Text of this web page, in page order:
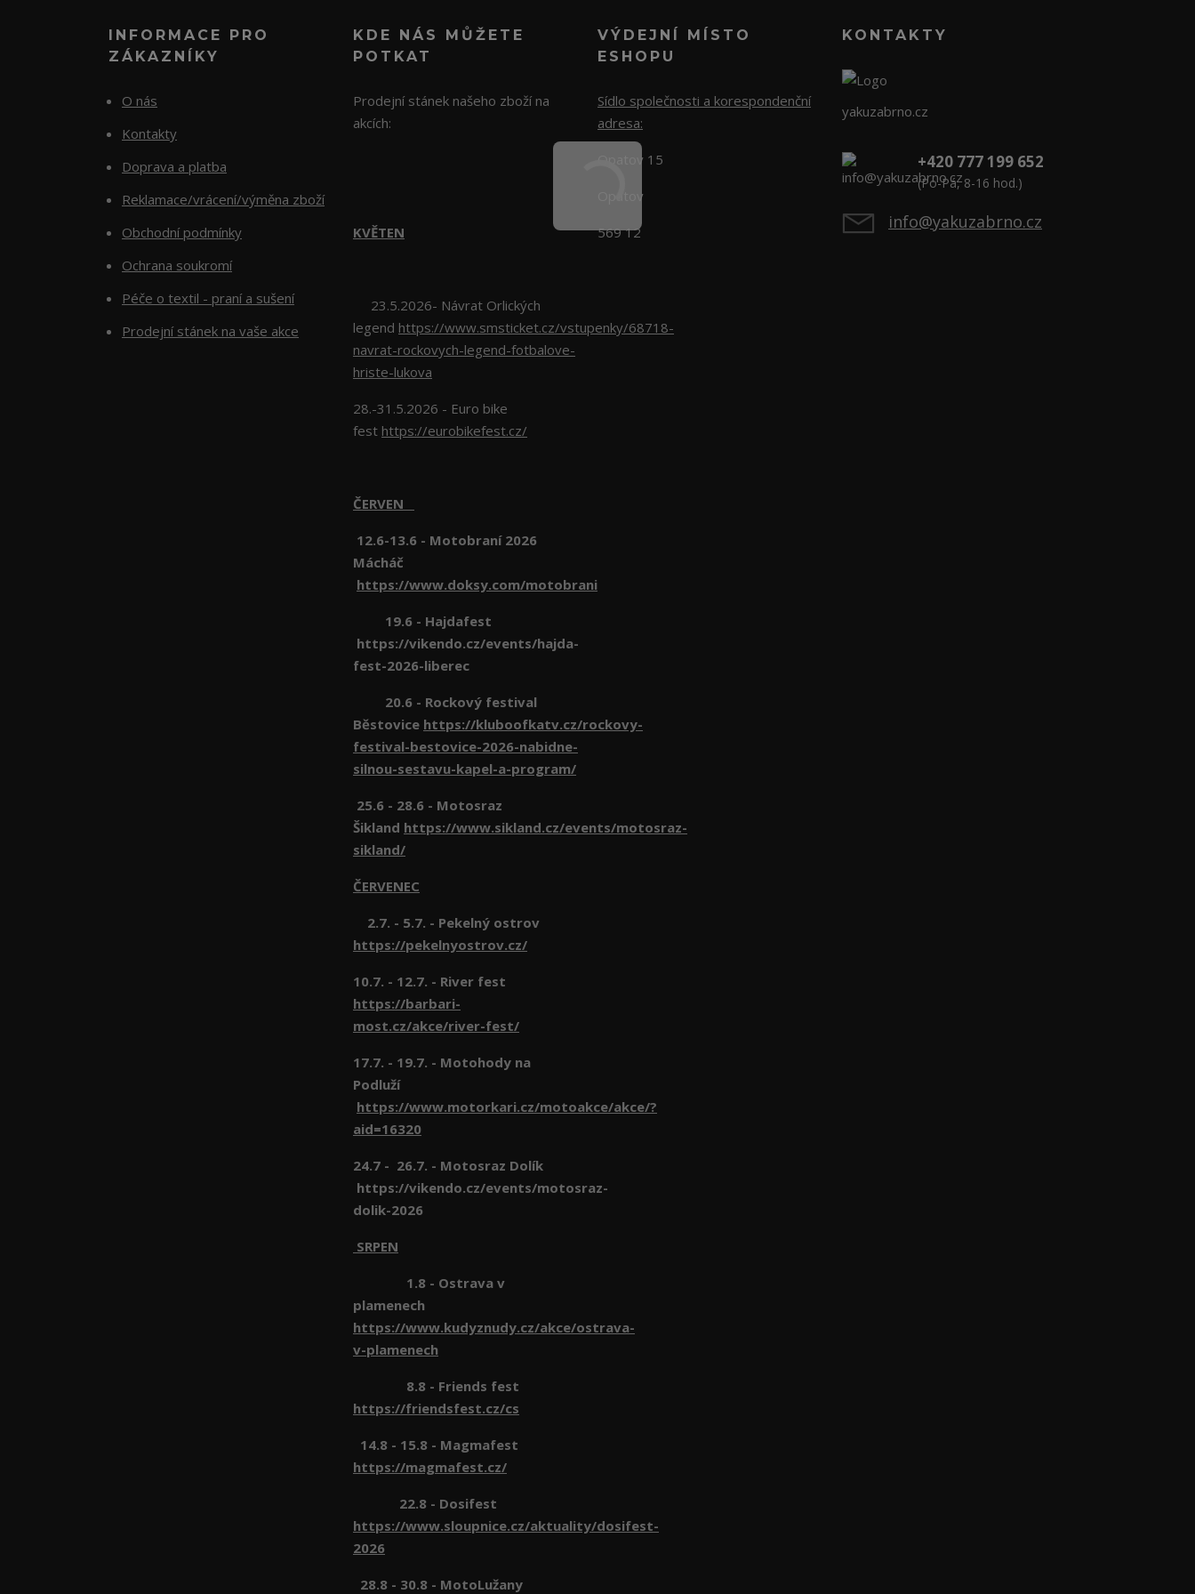
INFORMACE PRO
ZÁKAZNÍKY
O nás
Kontakty
Doprava a platba
Reklamace/vrácení/výměna zboží
Obchodní podmínky
Ochrana soukromí
Péče o textil - praní a sušení
Prodejní stánek na vaše akce
KDE NÁS MŮŽETE
POTKAT
Prodejní stánek našeho zboží na
akcích:
KVĚTEN
23.5.2026- Návrat Orlických
legend https://www.smsticket.cz/vstupenky/68718-
navrat-rockovych-legend-fotbalove-
hriste-lukova
28.-31.5.2026 - Euro bike
fest https://eurobikefest.cz/
ČERVEN
12.6-13.6 - Motobraní 2026
Mácháč
https://www.doksy.com/motobrani
19.6 - Hajdafest
https://vikendo.cz/events/hajda-
fest-2026-liberec
20.6 - Rockový festival
Běstovice https://kluboofkatv.cz/rockovy-
festival-bestovice-2026-nabidne-
silnou-sestavu-kapel-a-program/
25.6 - 28.6 - Motosraz
Šikland https://www.sikland.cz/events/motosraz-
sikland/
ČERVENEC
2.7. - 5.7. - Pekelný ostrov
https://pekelnyostrov.cz/
10.7. - 12.7. - River fest
https://barbari-
most.cz/akce/river-fest/
17.7. - 19.7. - Motohody na
Podluží
https://www.motorkari.cz/motoakce/akce/?
aid=16320
24.7 - 26.7. - Motosraz Dolík
https://vikendo.cz/events/motosraz-
dolik-2026
SRPEN
1.8 - Ostrava v
plamenech
https://www.kudyznudy.cz/akce/ostrava-
v-plamenech
8.8 - Friends fest
https://friendsfest.cz/cs
14.8 - 15.8 - Magmafest
https://magmafest.cz/
22.8 - Dosifest
https://www.sloupnice.cz/aktuality/dosifest-
2026
28.8 - 30.8 - MotoLužany
VÝDEJNÍ MÍSTO
ESHOPU
Sídlo společnosti a korespondenční
adresa:
Opatov 15
Opatov
569 12
KONTAKTY
yakuzabrno.cz
+420 777 199 652
(Po-Pá, 8-16 hod.)
info@yakuzabrno.cz